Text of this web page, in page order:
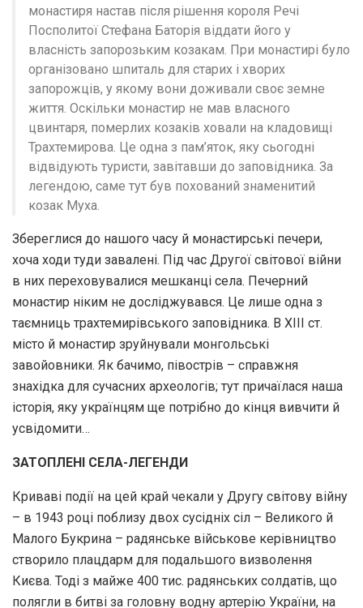
монастиря настав після рішення короля Речі
Посполитої Стефана Баторія віддати його у
власність запорозьким козакам. При монастирі було
організовано шпиталь для старих і хворих
запорожців, у якому вони доживали своє земне
життя. Оскільки монастир не мав власного
цвинтаря, померлих козаків ховали на кладовищі
Трахтемирова. Це одна з пам’яток, яку сьогодні
відвідують туристи, завітавши до заповідника. За
легендою, саме тут був похований знаменитий
козак Муха.
Збереглися до нашого часу й монастирські печери,
хоча ходи туди завалені. Під час Другої світової війни
в них переховувалися мешканці села. Печерний
монастир ніким не досліджувався. Це лише одна з
таємниць трахтемирівського заповідника. В ХІІІ ст.
місто й монастир зруйнували монгольські
завойовники. Як бачимо, півострів – справжня
знахідка для сучасних археологів; тут причаїлася наша
історія, яку українцям ще потрібно до кінця вивчити й
усвідомити…
ЗАТОПЛЕНІ СЕЛА-ЛЕГЕНДИ
Криваві події на цей край чекали у Другу світову війну
– в 1943 році поблизу двох сусідніх сіл – Великого й
Малого Букрина – радянське військове керівництво
створило плацдарм для подальшого визволення
Києва. Тоді з майже 400 тис. радянських солдатів, що
полягли в битві за головну водну артерію України, на